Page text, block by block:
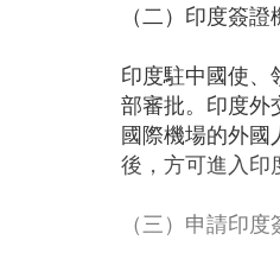
（二）印度簽
印度駐中國使
部審批。印度外
國際機場的外
後，方可進入印
（三）申請印